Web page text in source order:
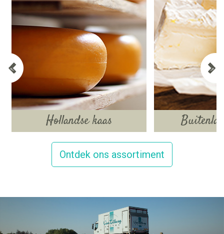
Hollandse kaas
Ontdek ons assortiment